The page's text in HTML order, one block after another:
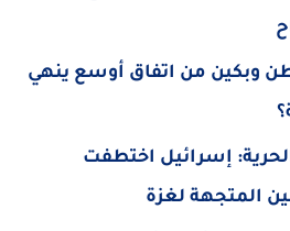
وبكين من اتفاق أوسع ينهي
إسرائيل اختطفت
المتجهة لغزة